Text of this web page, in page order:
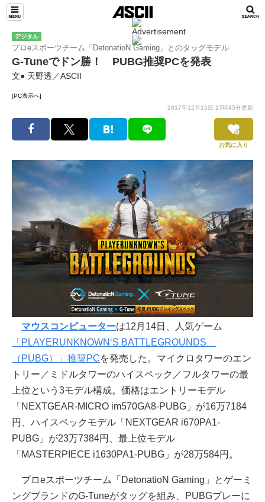
デジタル
プロeスポーツチーム「DetonatioN Gaming」とのタッグモデル
G-Tuneでドン勝！ PUBG推奨PCを発表
文● 天野透／ASCII
[PC表示へ]
2017年12月15日 17時45分更新
お気に入り
マウスコンピューターは12月14日、人気ゲーム
「PLAYERUNKNOWN‘S BATTLEGROUNDS
（PUBG）」推奨PCを発売した。マイクロタワーのエン
トリー／ミドルタワーのハイスペック／フルタワーの最
上位という3モデル構成。価格はエントリーモデル
「NEXTGEAR-MICRO im570GA8-PUBG」が16万7184
円、ハイスペックモデル「NEXTGEAR i670PA1-
PUBG」が23万7384円、最上位モデル
「MASTERPIECE i1630PA1-PUBG」が28万584円。
プロeスポーツチーム「DetonatioN Gaming」とゲーミ
ングブランドのG-Tuneがタッグを組み、PUBGプレーに